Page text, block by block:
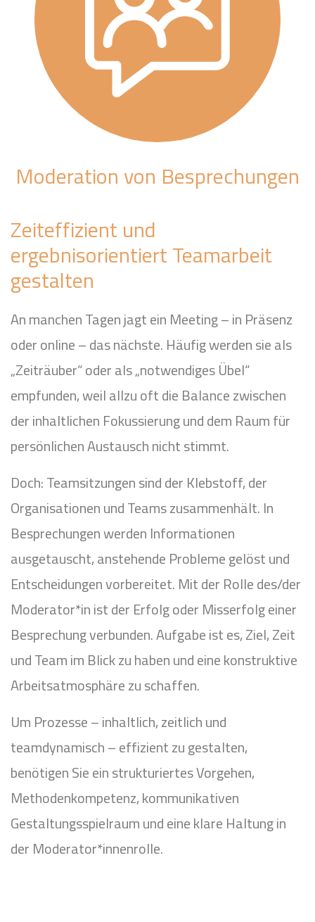
Moderation von Besprechungen
Zeiteffizient und
ergebnisorientiert Teamarbeit
gestalten
An manchen Tagen jagt ein Meeting – in Präsenz
oder online – das nächste. Häufig werden sie als
„Zeiträuber“ oder als „notwendiges Übel“
empfunden, weil allzu oft die Balance zwischen
der inhaltlichen Fokussierung und dem Raum für
persönlichen Austausch nicht stimmt.
Doch: Teamsitzungen sind der Klebstoff, der
Organisationen und Teams zusammenhält. In
Besprechungen werden Informationen
ausgetauscht, anstehende Probleme gelöst und
Entscheidungen vorbereitet. Mit der Rolle des/der
Moderator*in ist der Erfolg oder Misserfolg einer
Besprechung verbunden. Aufgabe ist es, Ziel, Zeit
und Team im Blick zu haben und eine konstruktive
Arbeitsatmosphäre zu schaffen.
Um Prozesse – inhaltlich, zeitlich und
teamdynamisch – effizient zu gestalten,
benötigen Sie ein strukturiertes Vorgehen,
Methodenkompetenz, kommunikativen
Gestaltungsspielraum und eine klare Haltung in
der Moderator*innenrolle.